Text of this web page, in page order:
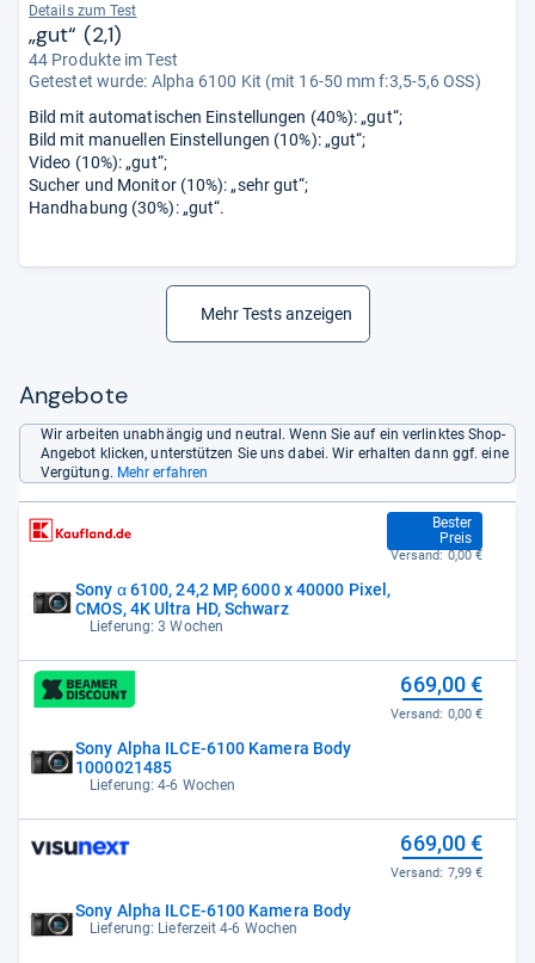
Details zum Test
„gut“ (2,1)
44 Produkte im Test
Getestet wurde: Alpha 6100 Kit (mit 16-50 mm f:3,5-5,6 OSS)
Bild mit automatischen Einstellungen (40%): „gut“;
Bild mit manuellen Einstellungen (10%): „gut“;
Video (10%): „gut“;
Sucher und Monitor (10%): „sehr gut“;
Handhabung (30%): „gut“.
Mehr Tests anzeigen
Angebote
Wir arbeiten unabhängig und neutral. Wenn Sie auf ein verlinktes Shop-
Angebot klicken, unterstützen Sie uns dabei. Wir erhalten dann ggf. eine
Vergütung. Mehr erfahren
Sony α 6100, 24,2 MP, 6000 x 40000 Pixel,
CMOS, 4K Ultra HD, Schwarz
Lieferung: 3 Wochen
Bester
Preis
657,99 €
Versand: 0,00 €
Sony Alpha ILCE-6100 Kamera Body
1000021485
Lieferung: 4-6 Wochen
669,00 €
Versand: 0,00 €
Sony Alpha ILCE-6100 Kamera Body
Lieferung: Lieferzeit 4-6 Wochen
669,00 €
Versand: 7,99 €